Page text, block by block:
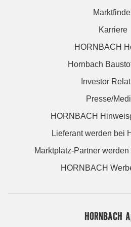
Karriere
HORNBACH
Hornbach
Investor
Presse/
HORNBACH
Lieferant werden bei
Marktplatz-Partner
HORNBACH
HORNBACH